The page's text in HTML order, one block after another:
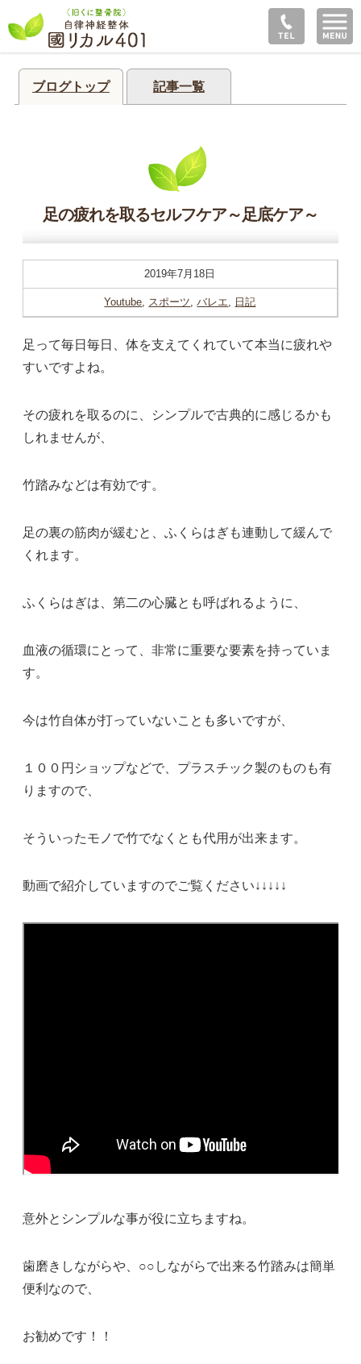
ブログトップ 記事一覧
足の疲れを取るセルフケア～足底ケア～
2019年7月18日
Youtube, スポーツ,バレエ, 日記
足って毎日毎日、体を支えてくれていて本当に疲れや
すいですよね。
その疲れを取るのに、シンプルで古典的に感じるかも
しれませんが、
竹踏みなどは有効です。
足の裏の筋肉が緩むと、ふくらはぎも連動して緩んで
くれます。
ふくらはぎは、第二の心臓とも呼ばれるように、
血液の循環にとって、非常に重要な要素を持っていま
す。
今は竹自体が打っていないことも多いですが、
１００円ショップなどで、プラスチック製のものも有
りますので、
そういったモノで竹でなくとも代用が出来ます。
動画で紹介していますのでご覧ください↓↓↓↓↓
意外とシンプルな事が役に立ちますね。
歯磨きしながらや、○○しながらで出来る竹踏みは簡単
便利なので、
お勧めです！！